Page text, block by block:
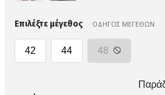
Επιλέξτε μέγεθος ΟΔΗΓΟΣ ΜΕΓΕΘΩΝ
42 44 48